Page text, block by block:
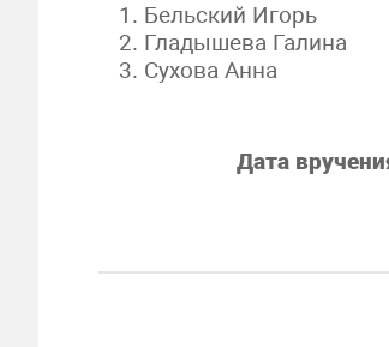
Бельский Игорь
Гладышева Галина
Сухова Анна
Дата